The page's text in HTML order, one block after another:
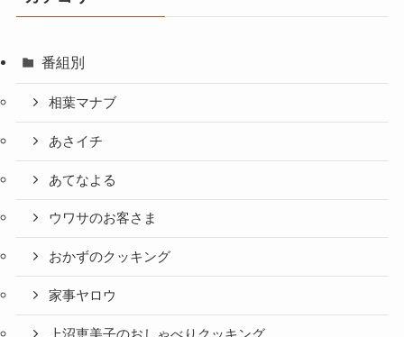
番組別
相葉マナブ
あさイチ
あてなよる
ウワサのお客さま
おかずのクッキング
家事ヤロウ
上沼恵美子のおしゃべりクッキング